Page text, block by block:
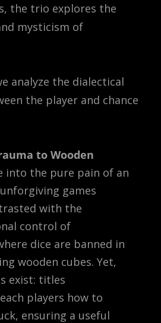
the trio explores the
mysticism of
analyze the dialectical
the player and chance
to Wooden
into the pure pain of an
games
with the
control of
dice are banned in
wooden cubes. Yet,
exist: titles
players how to
ensuring a useful